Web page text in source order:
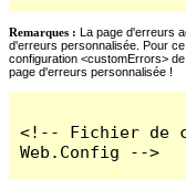
Remarques : La page d'erreurs
d'erreurs personnalisée. Pour
configuration <customErrors>
page d'erreurs personnalisée !
<!-- Fichier de
Web.Config -->